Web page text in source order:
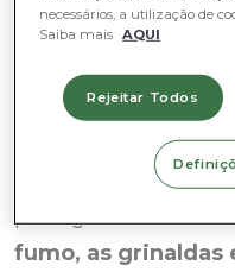
do natal este
inspiração. Este
especial:
viagem ao tempo,
rompe por entre as
paisagens nórdicas.
fumo, as grinaldas
necessários, a utilização de
Saiba mais AQUI
Rejeitar Todos